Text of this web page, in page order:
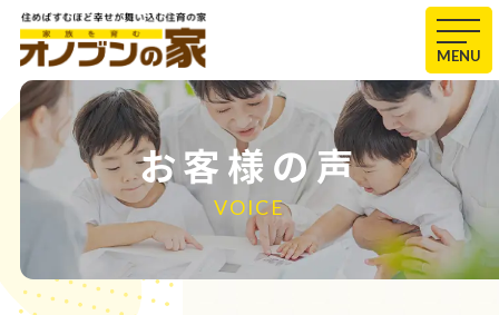
MENU
お客様の声
VOICE